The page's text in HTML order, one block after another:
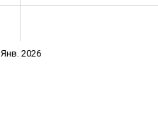
Янв. 2026